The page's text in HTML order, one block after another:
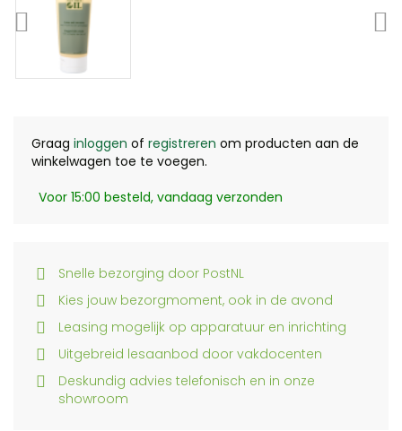
Graag inloggen of registreren om producten aan de
winkelwagen toe te voegen.
Voor 15:00 besteld, vandaag verzonden
Snelle bezorging door PostNL
Kies jouw bezorgmoment, ook in de avond
Leasing mogelijk op apparatuur en inrichting
Uitgebreid lesaanbod door vakdocenten
Deskundig advies telefonisch en in onze
showroom